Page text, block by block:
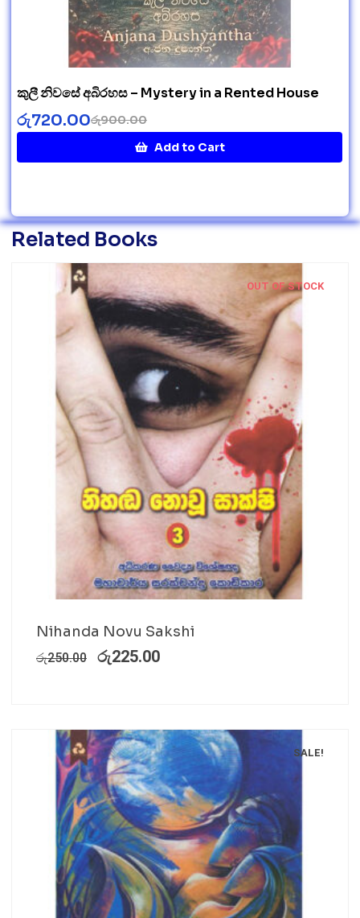
කුලී නිවසේ අබිරහස – Mystery in a Rented House
රු900.00
රු720.00
Add to Cart
Related Books
OUT OF STOCK
Nihanda Novu Sakshi
රු250.00 රු225.00
SALE!